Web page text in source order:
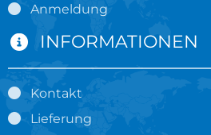
Anmeldung
INFORMATIONEN
Kontakt
Lieferung